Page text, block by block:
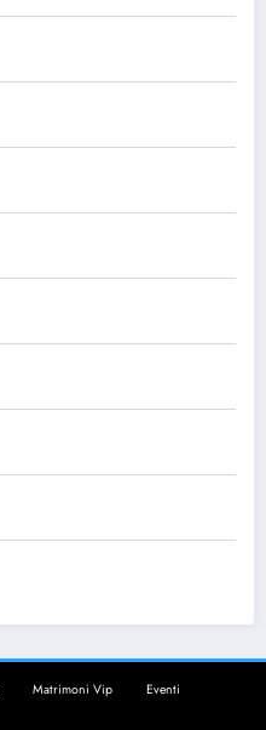
Matrimoni Vip Eventi